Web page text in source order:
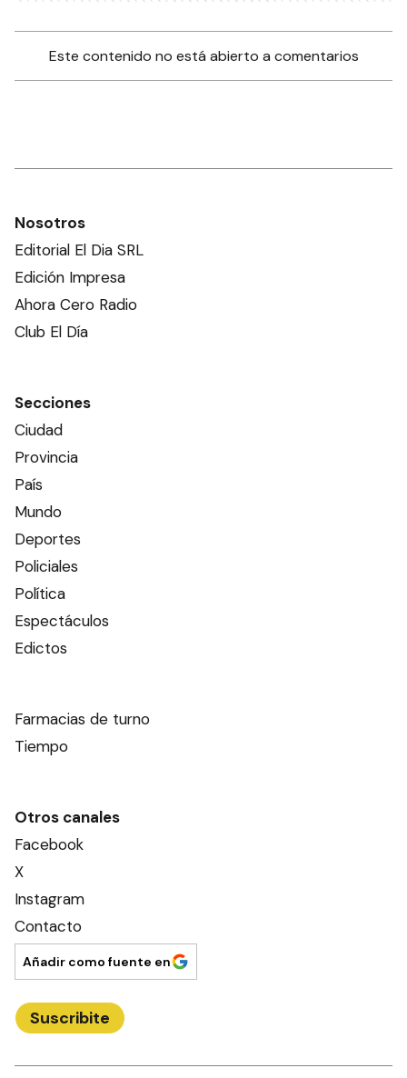
Este contenido no está abierto a comentarios
Nosotros
Editorial El Dia SRL
Edición Impresa
Ahora Cero Radio
Club El Día
Secciones
Ciudad
Provincia
País
Mundo
Deportes
Policiales
Política
Espectáculos
Edictos
Farmacias de turno
Tiempo
Otros canales
Facebook
X
Instagram
Contacto
Añadir como fuente en
Suscribite